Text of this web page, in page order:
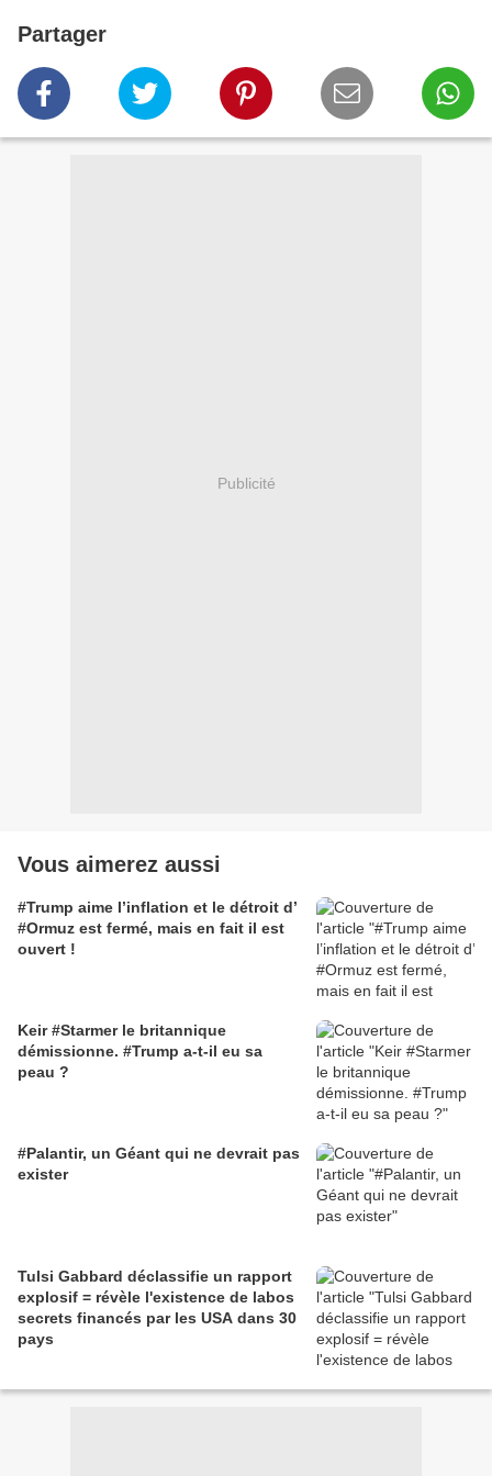
Partager
Publicité
Vous aimerez aussi
#Trump aime l’inflation et le détroit d’
#Ormuz est fermé, mais en fait il est
ouvert !
Keir #Starmer le britannique
démissionne. #Trump a-t-il eu sa
peau ?
#Palantir, un Géant qui ne devrait pas
exister
Tulsi Gabbard déclassifie un rapport
explosif = révèle l'existence de labos
secrets financés par les USA dans 30
pays